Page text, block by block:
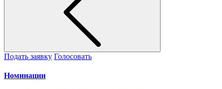
Подать заявку Голосовать
Номинации